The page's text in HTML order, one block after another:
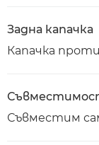
Задна капачка
Капачка
Съвместим